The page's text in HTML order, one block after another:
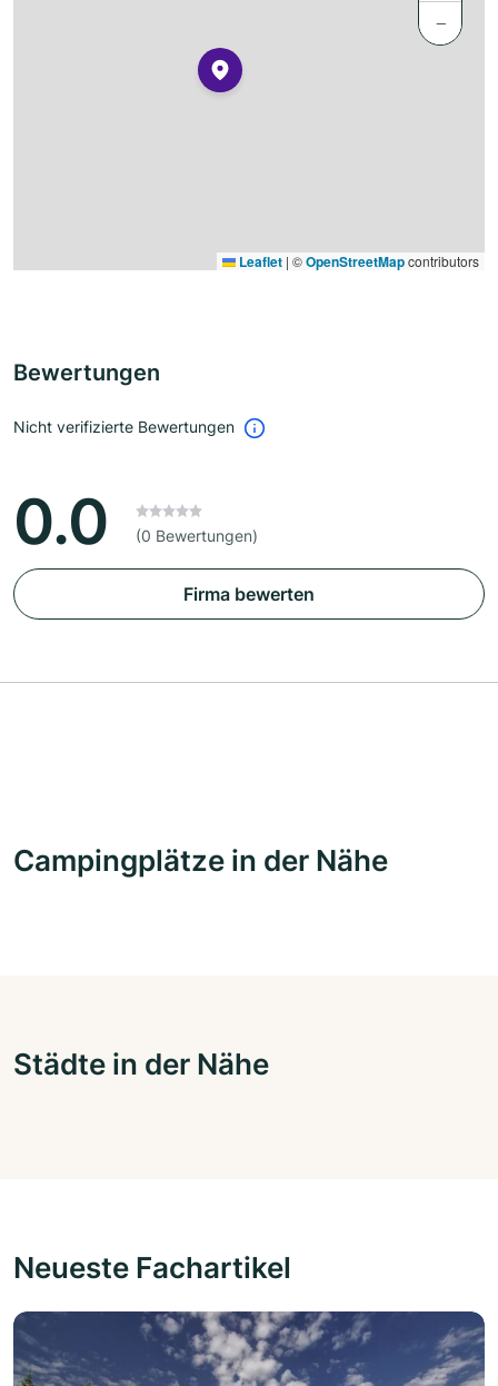
−
Leaflet | ©OpenStreetMapcontributors
Bewertungen
Nicht verifizierte Bewertungen
0.0 (0 Bewertungen)
Firma bewerten
Campingplätze in der Nähe
Städte in der Nähe
Neueste Fachartikel